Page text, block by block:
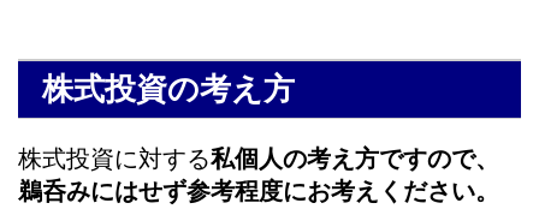
株式投資の考え方
株式投資に対する私個人の考え方ですので、
鵜呑みにはせず参考程度にお考えください。